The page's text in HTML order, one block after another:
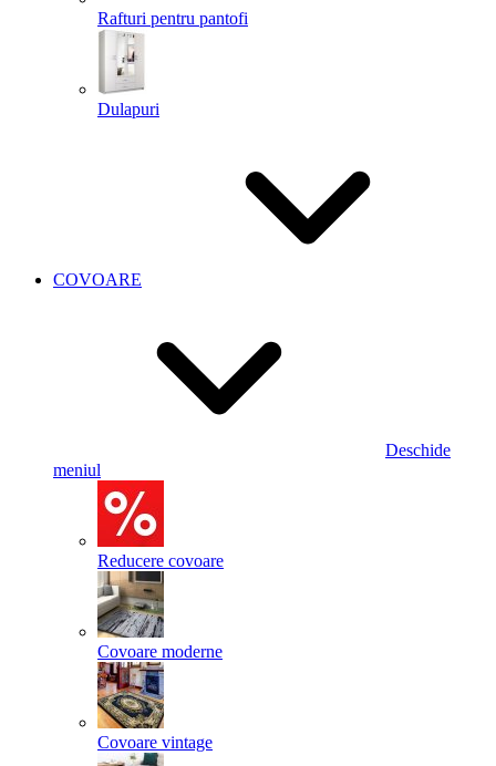
Rafturi pentru pantofi
Dulapuri
COVOARE
Deschide
meniul
Reducere covoare
Covoare moderne
Covoare vintage